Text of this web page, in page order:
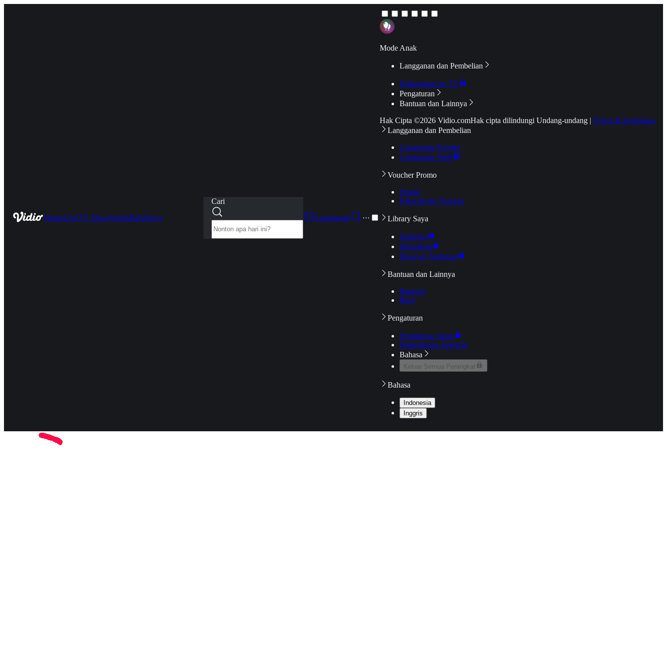
HomeLiveTV ShowSportsKidsNews
Cari
Langganan
···
Mode Anak
Langganan dan Pembelian
Hubungkan ke TV
Pengaturan
Bantuan dan Lainnya
Hak Cipta ©2026 Vidio.comHak cipta dilindungi Undang-undang | Syarat & Ketentuan
Langganan dan Pembelian
Langganan Premier
Langganan Aktif
Voucher Promo
Promo
Pakai Kode Voucher
Library Saya
Daftarku
Mengikuti
Riwayat Tontonan
Bantuan dan Lainnya
Bantuan
Blog
Pengaturan
Pengaturan Akun
Pemeriksaan Jaringan
Bahasa
Keluar Semua Perangkat
Bahasa
Indonesia
Inggris